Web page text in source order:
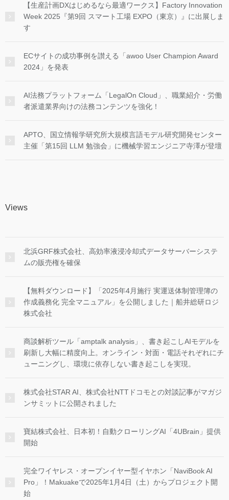
【生産計画DXはじめるなら最適ワークス】Factory Innovation
Week 2025『第9回 スマート工場 EXPO（東京）』に出展しま
す
ECサイトの成功事例を讃える「awoo User Champion Award
2024」を発表
AI法務プラットフォーム「LegalOn Cloud」、職業紹介・労働
者派遣業界向けの法務コンテンツを強化！
APTO、国立情報学研究所大規模言語モデル研究開発センター
主催「第15回 LLM 勉強会」に機械学習エンジニア寺澤が登壇
Views
北浜GRF株式会社、高効率液浸冷却式データサーバーシステ
ムの販売権を確保
【無料ダウンロード】「2025年4月施行 実運送体制管理簿の
作成義務化 完全マニュアル」を公開しました｜船井総研ロジ
株式会社
商談解析ツール「amptalk analysis」、書き起こしAIモデルを
刷新し大幅に精度向上。オンライン・対面・電話それぞれにチ
ューニングし、環境に依存しない書き起こしを実現。
株式会社STAR AI、株式会社NTTドコモとの対談記事がマガジ
ンサミットに公開されました
寶結株式会社、日本初！自動クローリングAI「4UBrain」提供
開始
完全ワイヤレス・オープンイヤー型イヤホン「NaviBook AI
Pro」！Makuakeで2025年1月4日（土）からプロジェクト開
始